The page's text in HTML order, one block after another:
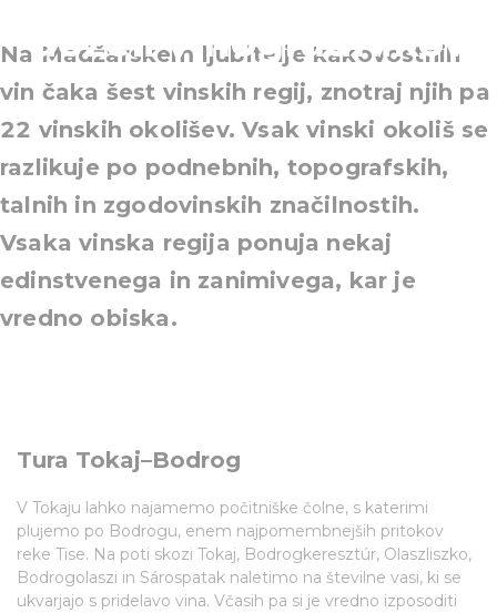
deželi vinogradnikov
Na Madžarskem ljubitelje kakovostnih
vin čaka šest vinskih regij, znotraj njih pa
22 vinskih okolišev. Vsak vinski okoliš se
razlikuje po podnebnih, topografskih,
talnih in zgodovinskih značilnostih.
Vsaka vinska regija ponuja nekaj
edinstvenega in zanimivega, kar je
vredno obiska.
Tura Tokaj–Bodrog
V Tokaju lahko najamemo počitniške čolne, s katerimi
plujemo po Bodrogu, enem najpomembnejših pritokov
reke Tise. Na poti skozi Tokaj, Bodrogkeresztúr, Olaszliszko,
Bodrogolaszi in Sárospatak naletimo na številne vasi, ki se
ukvarjajo s pridelavo vina. Včasih pa si je vredno izposoditi